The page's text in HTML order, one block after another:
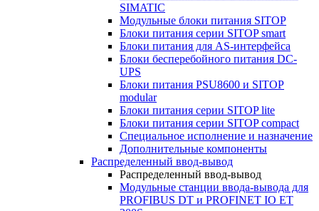
SIMATIC
Модульные блоки питания SITOP
Блоки питания серии SITOP smart
Блоки питания для AS-интерфейса
Блоки бесперебойного питания DC-
UPS
Блоки питания PSU8600 и SITOP
modular
Блоки питания серии SITOP lite
Блоки питания серии SITOP compact
Специальное исполнение и назначение
Дополнительные компоненты
Распределенный ввод-вывод
Распределенный ввод-вывод
Модульные станции ввода-вывода для
PROFIBUS DT и PROFINET IO ET